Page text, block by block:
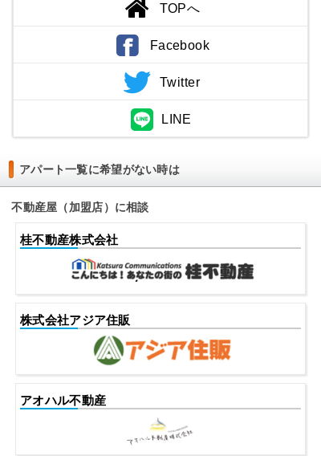
TOPへ
Facebook
Twitter
LINE
アパート一覧に希望がない時は
不動産屋（加盟店）に相談
桂不動産株式会社
株式会社アジア住販
アオハル不動産